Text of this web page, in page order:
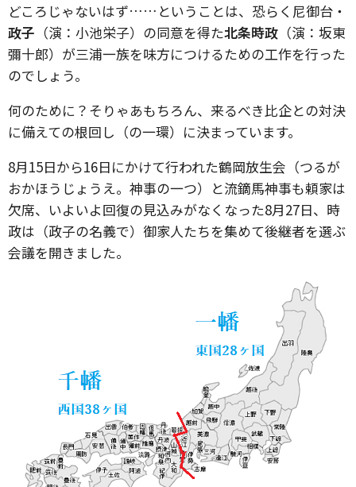
どころじゃないはず……ということは、恐らく尼御台・
政子 （演：小池栄子）の同意を得た北条時政 （演：坂東
彌十郎）が三浦一族を味方につけるための工作を行った
のでしょう。
何のために？そりゃあもちろん、来るべき比企との対決
に備えての根回し（の一環）に決まっています。
8月15日から16日にかけて行われた鶴岡放生会（つるが
おかほうじょうえ。神事の一つ）と流鏑馬神事も頼家は
欠席、いよいよ回復の見込みがなくなった8月27日、時
政は（政子の名義で）御家人たちを集めて後継者を選ぶ
会議を開きました。